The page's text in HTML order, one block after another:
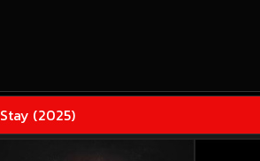
Stay (2025)